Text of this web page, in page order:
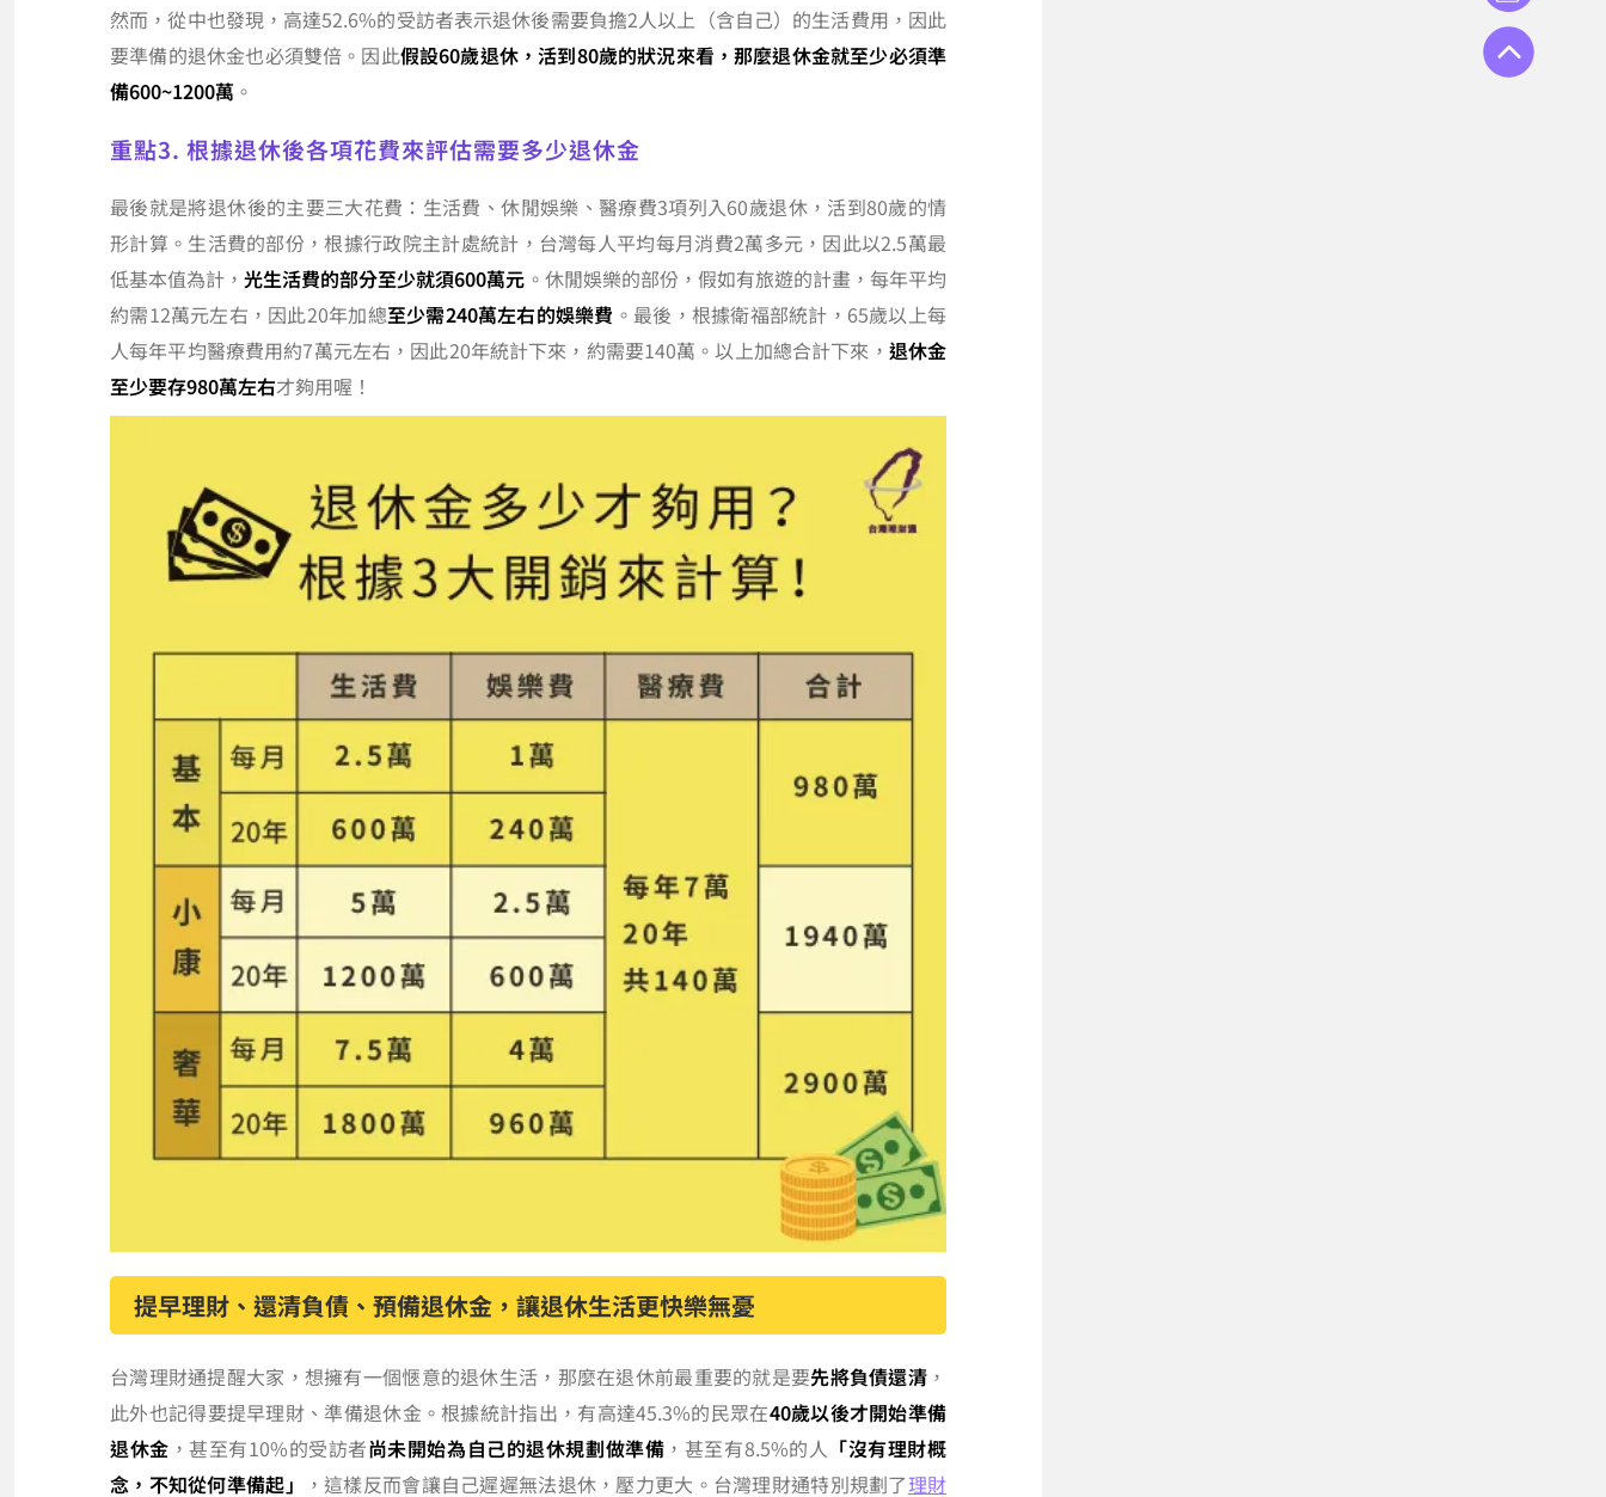
然而，從中也發現，高達52.6%的受訪者表示退休後需要負擔2人以上（含自己）的生活費用，因此
要準備的退休金也必須雙倍。因此假設60歲退休，活到80歲的狀況來看，那麼退休金就至少必須準
備600~1200萬 。
重點3. 根據退休後各項花費來評估需要多少退休金
最後就是將退休後的主要三大花費：生活費、休閒娛樂、醫療費3項列入60歲退休，活到80歲的情
形計算。生活費的部份，根據行政院主計處統計，台灣每人平均每月消費2萬多元，因此以2.5萬最
低基本值為計，光生活費的部分至少就須600萬元 。休閒娛樂的部份，假如有旅遊的計畫，每年平均
約需12萬元左右，因此20年加總至少需240萬左右的娛樂費 。最後，根據衛福部統計，65歲以上每
人每年平均醫療費用約7萬元左右，因此20年統計下來，約需要140萬。以上加總合計下來， 退休金
至少要存980萬左右才夠用喔！
提早理財、還清負債、預備退休金，讓退休生活更快樂無憂
台灣理財通提醒大家，想擁有一個愜意的退休生活，那麼在退休前最重要的就是要先將負債還清 ，
此外也記得要提早理財、準備退休金。根據統計指出，有高達45.3%的民眾在40歲以後才開始準備
退休金 ，甚至有10%的受訪者尚未開始為自己的退休規劃做準備 ，甚至有8.5%的人 「沒有理財概
念，不知從何準備起」
，這樣反而會讓自己遲遲無法退休，壓力更大。台灣理財通特別規劃了理財